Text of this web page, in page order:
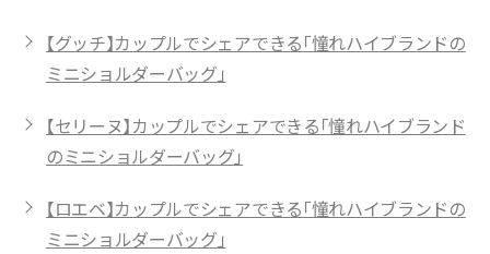
【グッチ】カップルでシェアできる「憧れハイブランドの
ミニショルダーバッグ」
【セリーヌ】カップルでシェアできる「憧れハイブランド
のミニショルダーバッグ」
【ロエベ】カップルでシェアできる「憧れハイブランドの
ミニショルダーバッグ」